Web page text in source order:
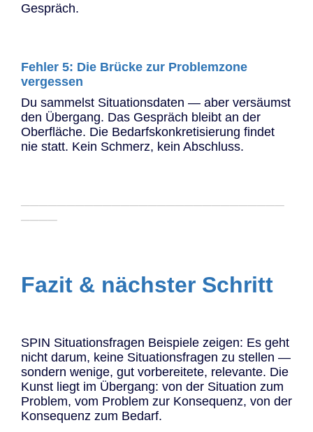
Gespräch.
Fehler 5: Die Brücke zur Problemzone
vergessen
Du sammelst Situationsdaten — aber versäumst
den Übergang. Das Gespräch bleibt an der
Oberfläche. Die Bedarfskonkretisierung findet
nie statt. Kein Schmerz, kein Abschluss.
─────────────────────────────
────
Fazit & nächster Schritt
SPIN Situationsfragen Beispiele zeigen: Es geht
nicht darum, keine Situationsfragen zu stellen —
sondern wenige, gut vorbereitete, relevante. Die
Kunst liegt im Übergang: von der Situation zum
Problem, vom Problem zur Konsequenz, von der
Konsequenz zum Bedarf.